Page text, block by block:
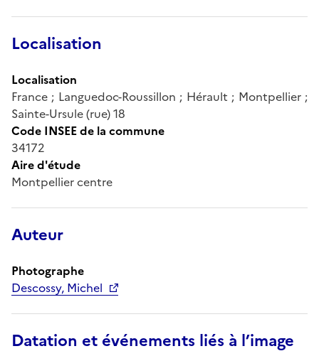
Localisation
Localisation
France ; Languedoc-Roussillon ; Hérault ; Montpellier ;
Sainte-Ursule (rue) 18
Code INSEE de la commune
34172
Aire d'étude
Montpellier centre
Auteur
Photographe
Descossy, Michel
Datation et événements liés à l’image